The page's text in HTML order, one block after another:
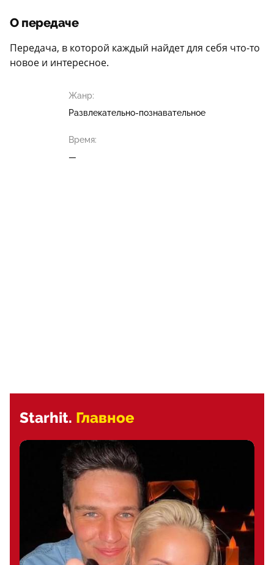
О передаче
Передача, в которой каждый найдет для себя что-то
новое и интересное.
Жанр:
Развлекательно-познавательное
Время:
—
Starhit. Главное